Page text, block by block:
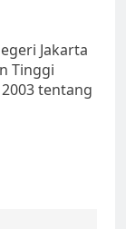
Jakarta
Tinggi
tentang